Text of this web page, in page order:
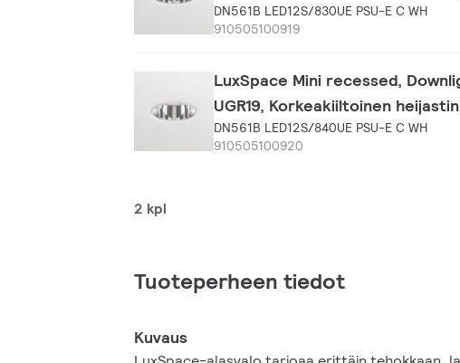
DN561B LED12S/830UE PSU-E C WH
910505100919
LuxSpace Mini recessed,
UGR19, Korkeakiiltoinen
DN561B LED12S/840UE PSU-E C WH
910505100920
2 kpl
Tuoteperheen tiedot
Kuvaus